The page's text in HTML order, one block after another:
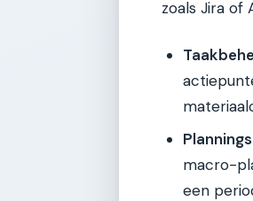
zoals Jira of
macro-
een